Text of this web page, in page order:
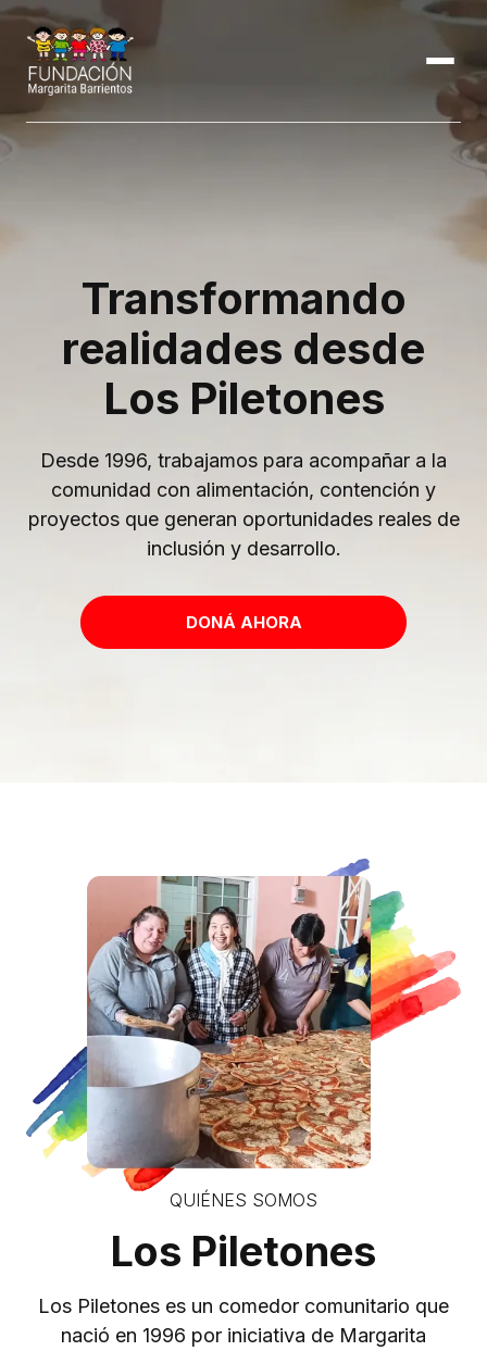
Transformando
realidades desde
Los Piletones
Desde 1996, trabajamos para acompañar a la
comunidad con alimentación, contención y
proyectos que generan oportunidades reales de
inclusión y desarrollo.
DONÁ AHORA
QUIÉNES SOMOS
Los Piletones
Los Piletones es un comedor comunitario que
nació en 1996 por iniciativa de Margarita